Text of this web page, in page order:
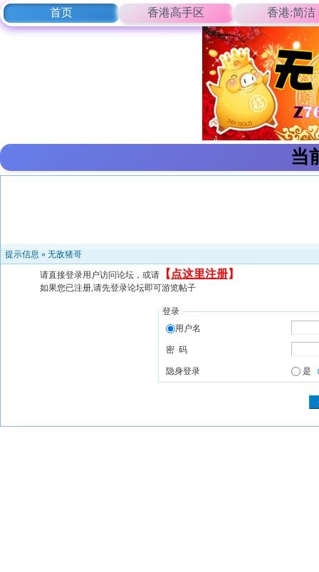
首页 香港高手区 香港:简洁
当
提示信息 » 无敌猪哥
请直接登录用户访问论坛，或请 【 点这里注册】
如果您已注册,请先登录论坛即可游览帖子
登录
用户名
密 码
隐身登录 是